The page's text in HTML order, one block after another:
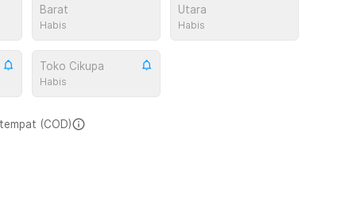
Barat
Habis
Utara
Habis
Toko Cikupa
Habis
(COD)